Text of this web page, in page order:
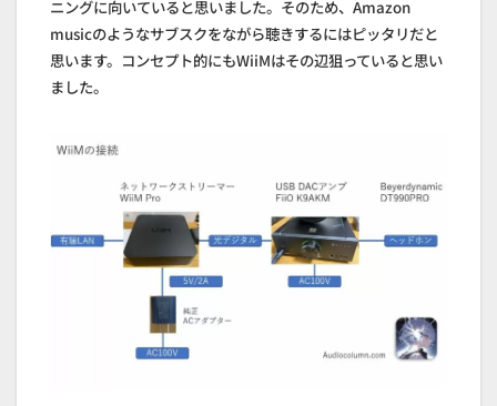
ニングに向いていると思いました。そのため、Amazon
musicのようなサブスクをながら聴きするにはピッタリだと
思います。コンセプト的にもWiiMはその辺狙っていると思い
ました。